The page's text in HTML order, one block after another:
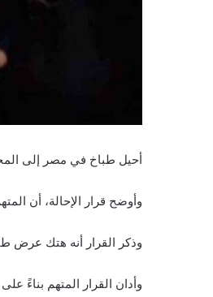
أحيل طباخ في مصر إلى
وأوضح قرار الإحالة، أن المتهم يبلغ من العمر 52 عاماً، ويعمل طاهياً
وذكر القرار أنه هتك عرض طفلتين يتيمتين
وأدان القرار المتهم بناءً